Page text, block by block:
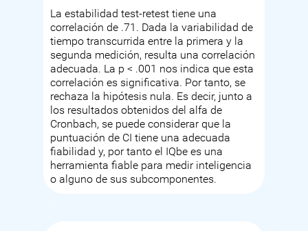
La estabilidad test-retest tiene una
correlación de .71. Dada la variabilidad de
tiempo transcurrida entre la primera y la
segunda medición, resulta una correlación
adecuada. La p < .001 nos indica que esta
correlación es significativa. Por tanto, se
rechaza la hipótesis nula. Es decir, junto a
los resultados obtenidos del alfa de
Cronbach, se puede considerar que la
puntuación de CI tiene una adecuada
fiabilidad y, por tanto el IQbe es una
herramienta fiable para medir inteligencia
o alguno de sus subcomponentes.